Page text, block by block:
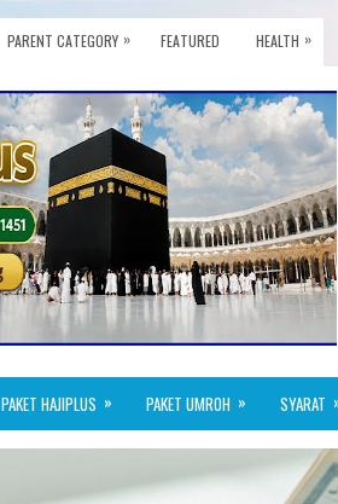
PARENT CATEGORY » FEATURED HEALTH »
PAKET HAJIPLUS » PAKET UMROH » SYARAT